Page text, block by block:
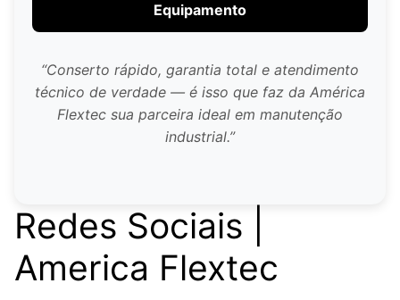
Equipamento
“Conserto rápido, garantia total e atendimento
técnico de verdade — é isso que faz da América
Flextec sua parceira ideal em manutenção
industrial.”
Redes Sociais |
America Flextec